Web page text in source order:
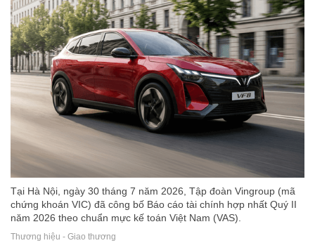
Tại Hà Nội, ngày 30 tháng 7 năm 2026, Tập đoàn Vingroup (mã
chứng khoán VIC) đã công bố Báo cáo tài chính hợp nhất Quý II
năm 2026 theo chuẩn mực kế toán Việt Nam (VAS).
Thương hiệu - Giao thương